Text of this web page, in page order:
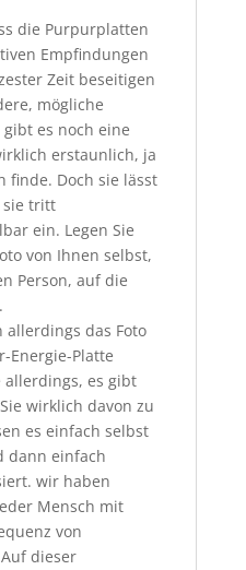
die Purpurplatten
Empfindungen
Zeit beseitigen
mögliche
es noch eine
erstaunlich, ja
finde. Doch sie lässt
sie tritt
ein. Legen Sie
von Ihnen selbst,
Person, auf die
allerdings das Foto
Energie-Platte
es gibt
wirklich davon zu
es einfach selbst
dann einfach
wir haben
Mensch mit
von
dieser